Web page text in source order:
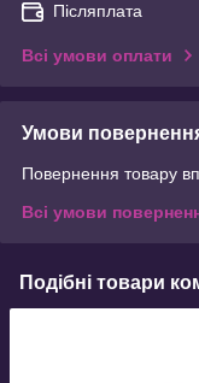
Післяплата
Всі умови оплати
Умови
Повернення товару
Всі умови
Подібні товари